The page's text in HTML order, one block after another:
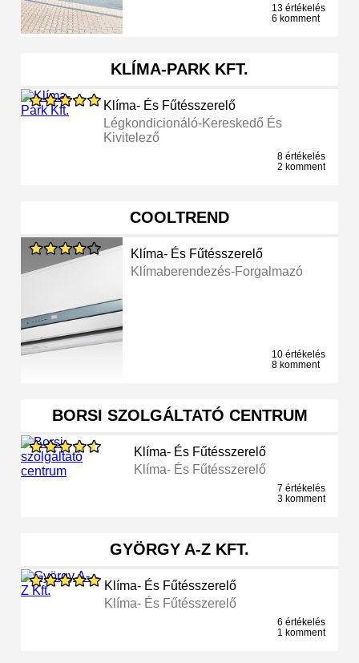
13 értékelés
6 komment
KLÍMA-PARK KFT.
Klíma- És Fűtésszerelő
Légkondicionáló-Kereskedő És
Kivitelező
8 értékelés
2 komment
COOLTREND
Klíma- És Fűtésszerelő
Klímaberendezés-Forgalmazó
10 értékelés
8 komment
BORSI SZOLGÁLTATÓ CENTRUM
Klíma- És Fűtésszerelő
Klíma- És Fűtésszerelő
7 értékelés
3 komment
GYÖRGY A-Z KFT.
Klíma- És Fűtésszerelő
Klíma- És Fűtésszerelő
6 értékelés
1 komment